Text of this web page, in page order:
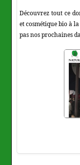
Découvrez tout ce
et cosmétique bio à
pas nos prochaines